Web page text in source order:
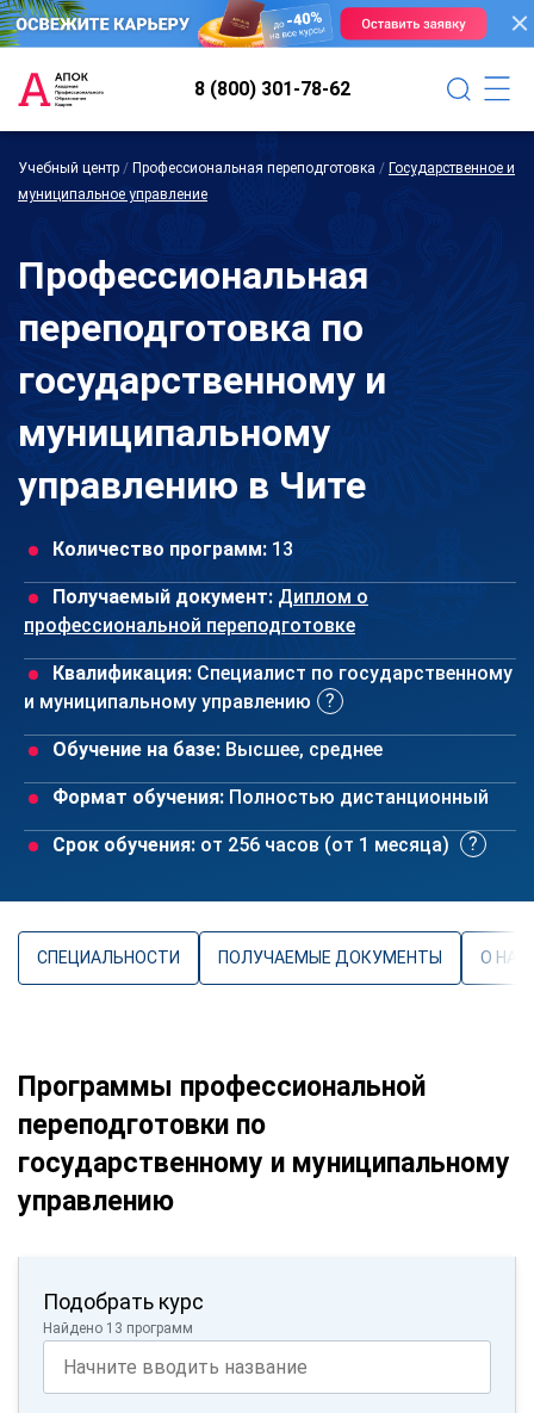
8 (800) 301-78-62
Учебный центр / Профессиональная переподготовка / Государственное и
муниципальное управление
Профессиональная
переподготовка по
государственному и
муниципальному
управлению в Чите
Количество программ: 13
Получаемый документ: Диплом о
профессиональной переподготовке
Квалификация: Специалист по государственному
и муниципальному управлению
Обучение на базе: Высшее, среднее
Формат обучения: Полностью дистанционный
Срок обучения: от 256 часов (от 1 месяца)
СПЕЦИАЛЬНОСТИ ПОЛУЧАЕМЫЕ ДОКУМЕНТЫ О
Программы профессиональной
переподготовки по
государственному и муниципальному
управлению
Подобрать курс
Найдено 13 программ